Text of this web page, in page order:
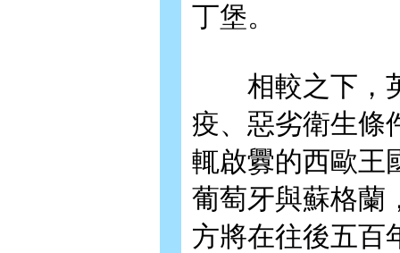
丁堡。
相較之下，英
疫、惡劣衛生條
輒啟釁的西歐王
葡萄牙與蘇格蘭
方將在往後五百